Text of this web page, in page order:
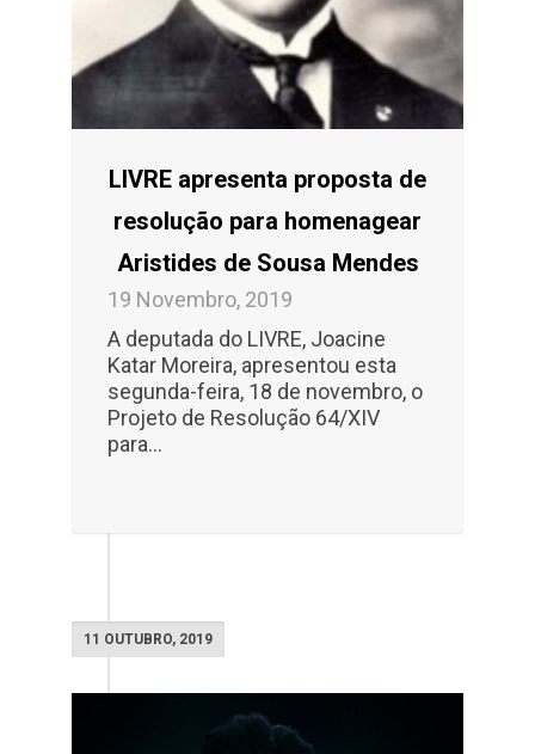
LIVRE apresenta proposta de
resolução para homenagear
Aristides de Sousa Mendes
19 Novembro, 2019
A deputada do LIVRE, Joacine
Katar Moreira, apresentou esta
segunda-feira, 18 de novembro, o
Projeto de Resolução 64/XIV
para...
11 OUTUBRO, 2019